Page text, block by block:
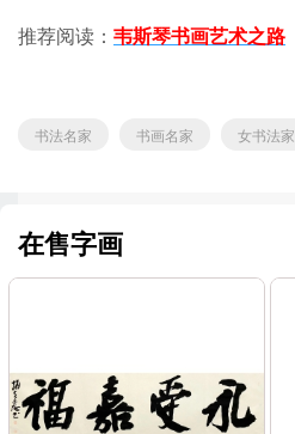
推荐阅读： 韦斯琴书画艺术之路
书法名家 书画名家 女书法家
在售字画